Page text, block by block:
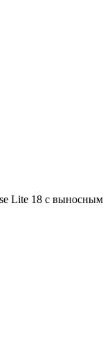
Lite 18 с